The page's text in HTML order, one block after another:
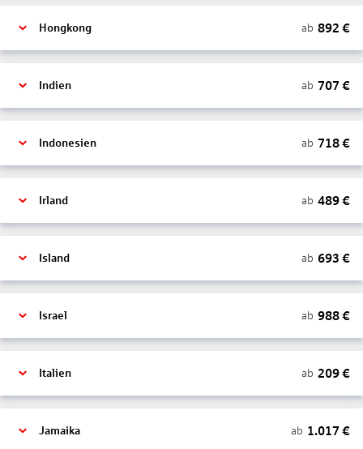
Hongkong ab 892 €
Indien ab 707 €
Indonesien ab 718€
Irland ab 489€
Island ab 693 €
Israel ab 988€
Italien ab 209€
Jamaika ab 1.017 €